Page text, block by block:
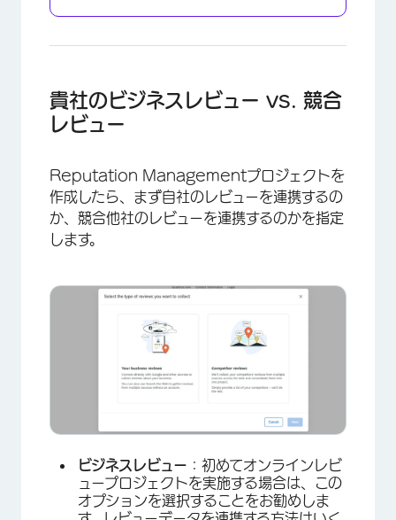
貴社のビジネスレビュー vs. 競合
レビュー
Reputation Managementプロジェクトを
作成したら、まず自社のレビューを連携するの
か、競合他社のレビューを連携するのかを指定
します。
ビジネスレビュー ：初めてオンラインレビ
ュープロジェクトを実施する場合は、この
オプションを選択することをお勧めしま